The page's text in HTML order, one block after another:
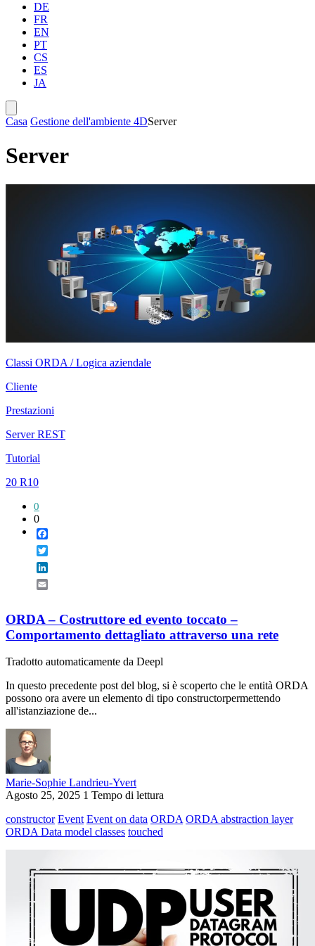
DE
FR
EN
PT
CS
ES
JA
Casa Gestione dell'ambiente 4DServer
Server
Classi ORDA / Logica aziendale
Cliente
Prestazioni
Server REST
Tutorial
20 R10
0
0
ORDA – Costruttore ed evento toccato –
Comportamento dettagliato attraverso una rete
Tradotto automaticamente da Deepl
In questo precedente post del blog, si è scoperto che le entità ORDA
possono ora avere un elemento di tipo constructorpermettendo
all'istanziazione de...
Marie-Sophie Landrieu-Yvert
Agosto 25, 2025 1 Tempo di lettura
constructor Event Event on data ORDA ORDA abstraction layer
ORDA Data model classes touched